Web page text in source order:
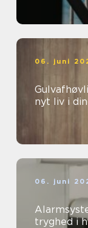
06. juni
nyt liv i
06. juni
Alarmsystemer
tryghed i